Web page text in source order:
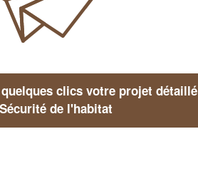
clics votre projet détaillé
de l'habitat